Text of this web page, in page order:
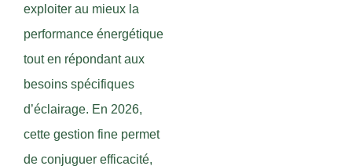
exploiter au mieux la
performance énergétique
tout en répondant aux
besoins spécifiques
d’éclairage. En 2026,
cette gestion fine permet
de conjuguer efficacité,